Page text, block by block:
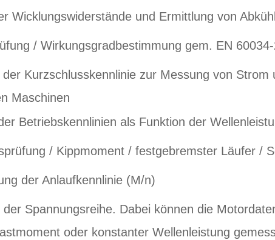
Wicklungswiderstände und Ermittlung von
/ Wirkungsgradbestimmung gem. EN
Kurzschlusskennlinie zur Messung von
Maschinen
Betriebskennlinien als Funktion der
/ Kippmoment / festgebremster Läufer /
der Anlaufkennlinie (M/n)
Spannungsreihe. Dabei können die
oder konstanter Wellenleistung